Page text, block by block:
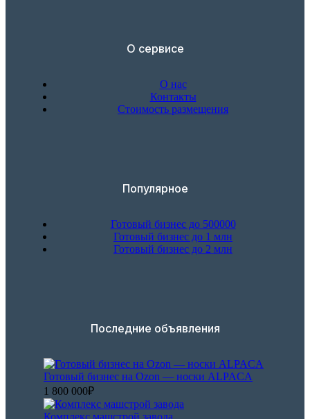
О сервисе
О нас
Контакты
Стоимость размещения
Популярное
Готовый бизнес до 500000
Готовый бизнес до 1 млн
Готовый бизнес до 2 млн
Последние объявления
Готовый бизнес на Ozon — носки ALPACA
1 800 000₽